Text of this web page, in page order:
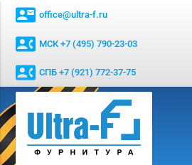
contact_mail office@ultra-f.ru
contact_phone МСК +7 (495) 790-23-03
contact_phone СПБ +7 (921) 772-37-75